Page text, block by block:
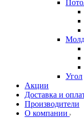
Угол
Акции
Доставка и
Производители
О компании